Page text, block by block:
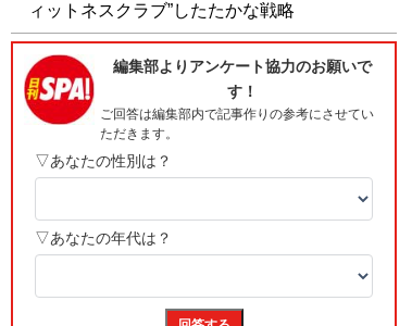
ィットネスクラブ”したたかな戦略